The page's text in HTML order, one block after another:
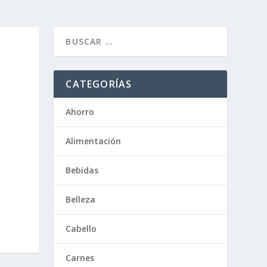
CATEGORÍAS
Ahorro
Alimentación
Bebidas
Belleza
Cabello
Carnes